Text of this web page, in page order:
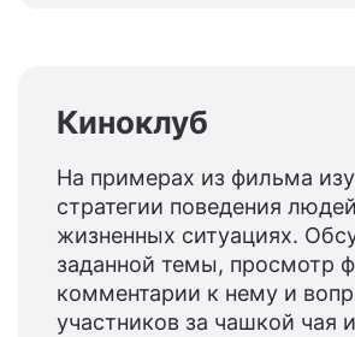
Киноклуб
На примерах из фильма
стратегии поведения
жизненных ситуациях.
заданной темы, просмотр
комментарии к нему и
участников за чашкой чая